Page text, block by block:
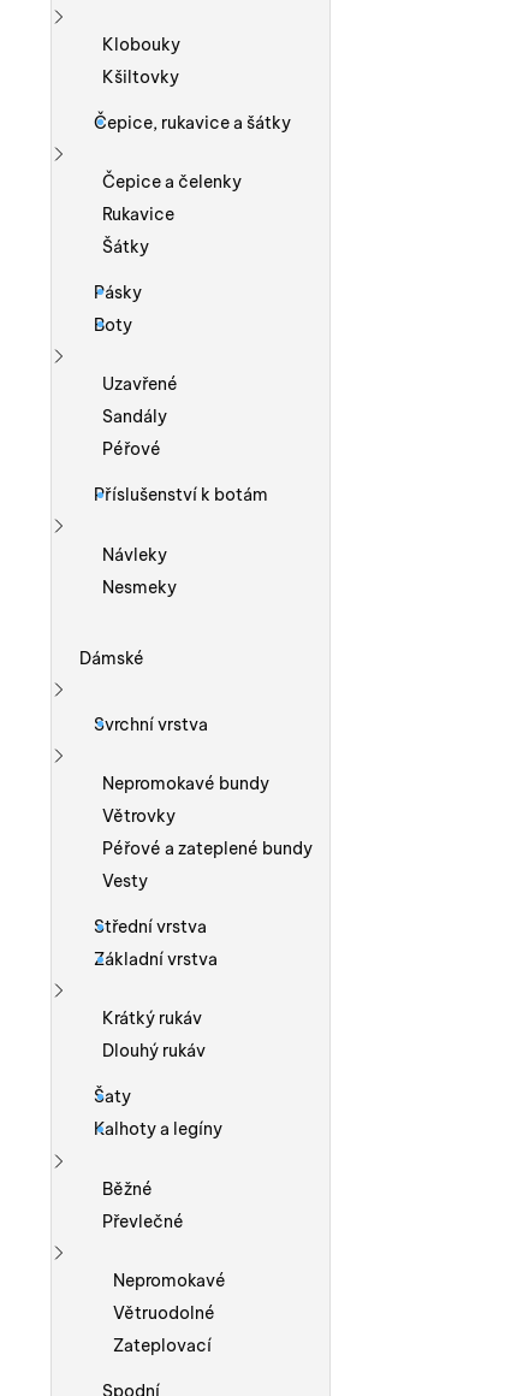
Zobrazit více
Klobouky
Kšiltovky
Čepice, rukavice a šátky
Zobrazit více
Čepice a čelenky
Rukavice
Šátky
Pásky
Boty
Zobrazit více
Uzavřené
Sandály
Péřové
Příslušenství k botám
Zobrazit více
Návleky
Nesmeky
Dámské
Zobrazit více
Svrchní vrstva
Zobrazit více
Nepromokavé bundy
Větrovky
Péřové a zateplené bundy
Vesty
Střední vrstva
Základní vrstva
Zobrazit více
Krátký rukáv
Dlouhý rukáv
Šaty
Kalhoty a legíny
Zobrazit více
Běžné
Převlečné
Zobrazit více
Nepromokavé
Větruodolné
Zateplovací
Spodní